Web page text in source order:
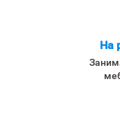
На